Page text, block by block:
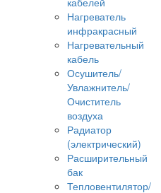
Нагреватель
инфракрасный
Нагревательный
кабель
Осушитель/
Увлажнитель/
Очиститель
воздуха
Радиатор
(электрический)
Расширительный
бак
Тепловентилятор/